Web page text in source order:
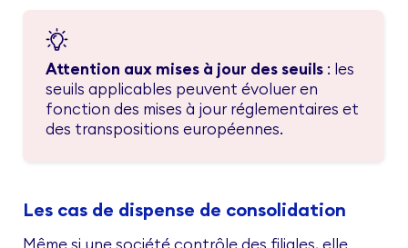
Attention aux mises à jour des seuils : les
seuils applicables peuvent évoluer en
fonction des mises à jour réglementaires et
des transpositions européennes.
Les cas de dispense de consolidation
Même si une société contrôle des filiales, elle